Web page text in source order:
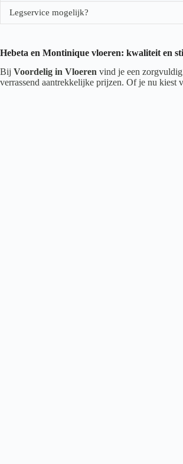
Legservice mogelijk?
Hebeta en Montinique vloeren: kwaliteit en
Bij Voordelig in Vloeren vind je een
verrassend aantrekkelijke prijzen. Of je nu kiest